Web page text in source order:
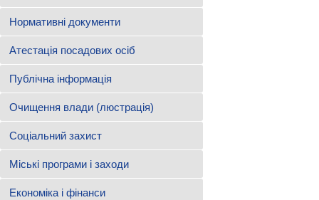
Нормативні документи
Атестація посадових осіб
Публічна інформація
Очищення влади (люстрація)
Соціальний захист
Міські програми і заходи
Економіка і фінанси